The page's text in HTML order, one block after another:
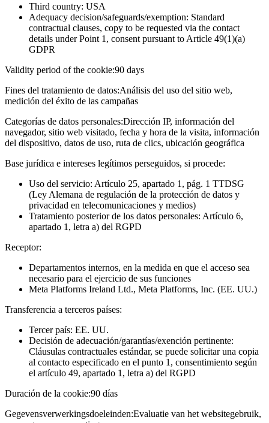
Third country: USA
Adequacy decision/safeguards/exemption: Standard
contractual clauses, copy to be requested via the contact
details under Point 1, consent pursuant to Article 49(1)(a)
GDPR
Validity period of the cookie:90 days
Fines del tratamiento de datos:Análisis del uso del sitio web,
medición del éxito de las campañas
Categorías de datos personales:Dirección IP, información del
navegador, sitio web visitado, fecha y hora de la visita, información
del dispositivo, datos de uso, ruta de clics, ubicación geográfica
Base jurídica e intereses legítimos perseguidos, si procede:
Uso del servicio: Artículo 25, apartado 1, pág. 1 TTDSG
(Ley Alemana de regulación de la protección de datos y
privacidad en telecomunicaciones y medios)
Tratamiento posterior de los datos personales: Artículo 6,
apartado 1, letra a) del RGPD
Receptor:
Departamentos internos, en la medida en que el acceso sea
necesario para el ejercicio de sus funciones
Meta Platforms Ireland Ltd., Meta Platforms, Inc. (EE. UU.)
Transferencia a terceros países:
Tercer país: EE. UU.
Decisión de adecuación/garantías/exención pertinente:
Cláusulas contractuales estándar, se puede solicitar una copia
al contacto especificado en el punto 1, consentimiento según
el artículo 49, apartado 1, letra a) del RGPD
Duración de la cookie:90 días
Gegevensverwerkingsdoeleinden:Evaluatie van het websitegebruik,